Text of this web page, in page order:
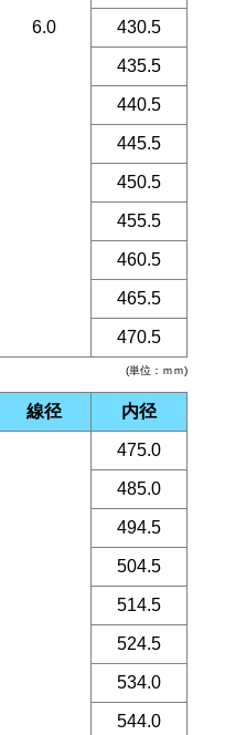
(単位：ｍｍ)
6.0 430.5
435.5
440.5
445.5
450.5
455.5
460.5
465.5
470.5
線径 内径
475.0
485.0
494.5
504.5
514.5
524.5
534.0
544.0